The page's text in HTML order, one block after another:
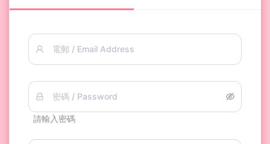
電郵 / Email Address
密碼 / Password
請輸入密碼